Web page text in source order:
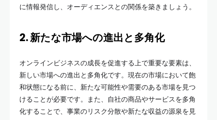
に情報発信し、オーディエンスとの関係を築きましょう。
2. ​新たな市場への進出と多角化
オンラインビジネスの成長を促進する上で重要な要素は、
新しい市場への進出と多角化です。現在の市場において飽
和状態になる前に、新たな可能性や需要のある市場を見つ
けることが必要です。また、自社の商品やサービスを多角
化することで、事業のリスク分散や新たな収益の源泉を見